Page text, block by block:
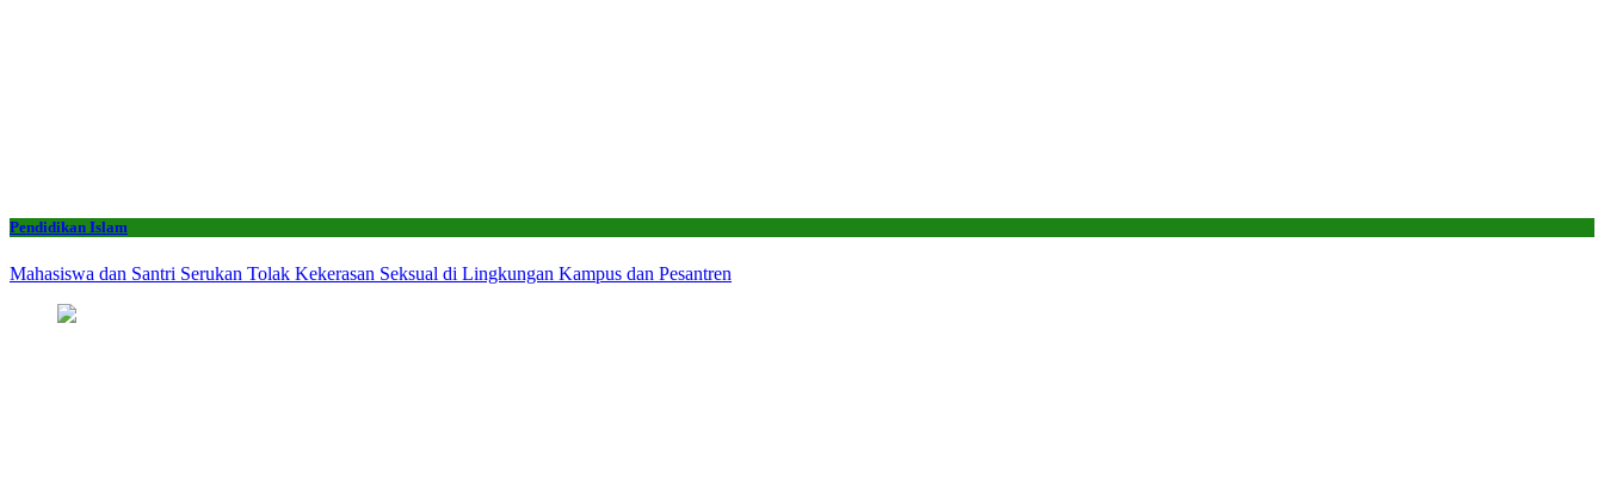
Pendidikan Islam
Mahasiswa dan Santri Serukan Tolak Kekerasan Seksual di Lingkungan Kampus dan Pesantren